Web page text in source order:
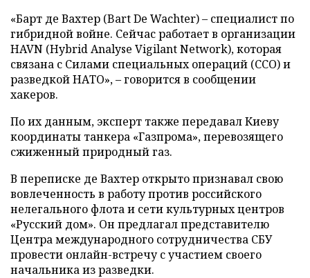
«Барт де Вахтер (Bart De Wachter) – специалист по
гибридной войне. Сейчас работает в организации
HAVN (Hybrid Analyse Vigilant Network), которая
связана с Силами специальных операций (ССО) и
разведкой НАТО», – говорится в сообщении
хакеров.
По их данным, эксперт также передавал Киеву
координаты танкера «Газпрома», перевозящего
сжиженный природный газ.
В переписке де Вахтер открыто признавал свою
вовлеченность в работу против российского
нелегального флота и сети культурных центров
«Русский дом». Он предлагал представителю
Центра международного сотрудничества СБУ
провести онлайн-встречу с участием своего
начальника из разведки.